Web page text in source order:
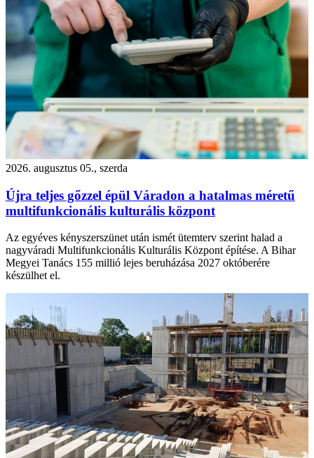
2026. augusztus 05., szerda
Újra teljes gőzzel épül Váradon a hatalmas méretű
multifunkcionális kulturális központ
Az egyéves kényszerszünet után ismét ütemterv szerint halad a
nagyváradi Multifunkcionális Kulturális Központ építése. A Bihar
Megyei Tanács 155 millió lejes beruházása 2027 októberére
készülhet el.